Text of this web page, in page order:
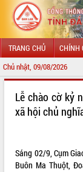
TRANG CHỦ CHÍNH
Chủ nhật, 09/08/2026
GIỚI THIỆU
LÃNH ĐẠO UBND TỈNH
SỞ, BAN, NGÀNH
Lễ chào cờ kỷ
xã hội chủ
Sáng 02/9, Cụm
Buôn Ma Thuột,